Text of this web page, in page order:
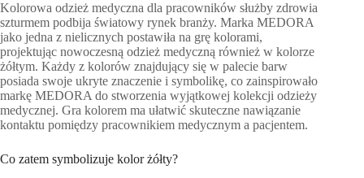
Kolorowa odzież medyczna dla pracowników służby zdrowia
szturmem podbija światowy rynek branży. Marka MEDORA
jako jedna z nielicznych postawiła na grę kolorami,
projektując nowoczesną odzież medyczną również w kolorze
żółtym. Każdy z kolorów znajdujący się w palecie barw
posiada swoje ukryte znaczenie i symbolikę, co zainspirowało
markę MEDORA do stworzenia wyjątkowej kolekcji odzieży
medycznej. Gra kolorem ma ułatwić skuteczne nawiązanie
kontaktu pomiędzy pracownikiem medycznym a pacjentem.
Co zatem symbolizuje kolor żółty?